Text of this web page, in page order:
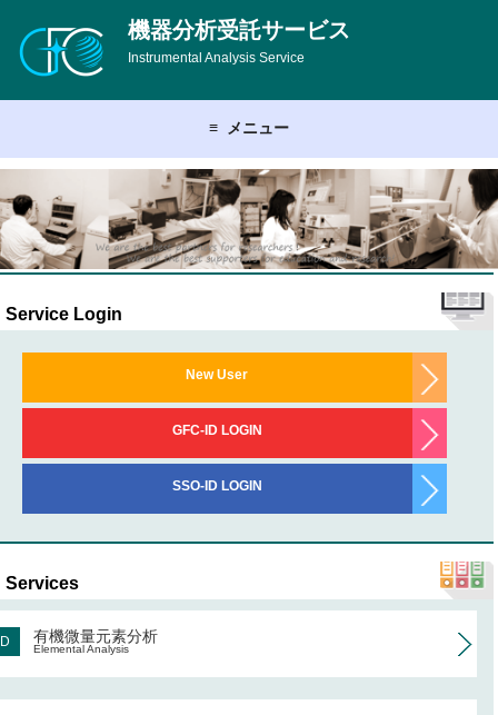
機器分析受託サービス
Instrumental Analysis Service
≡ メニュー
Service Login
New User
GFC-ID LOGIN
SSO-ID LOGIN
Services
有機微量元素分析
Elemental Analysis